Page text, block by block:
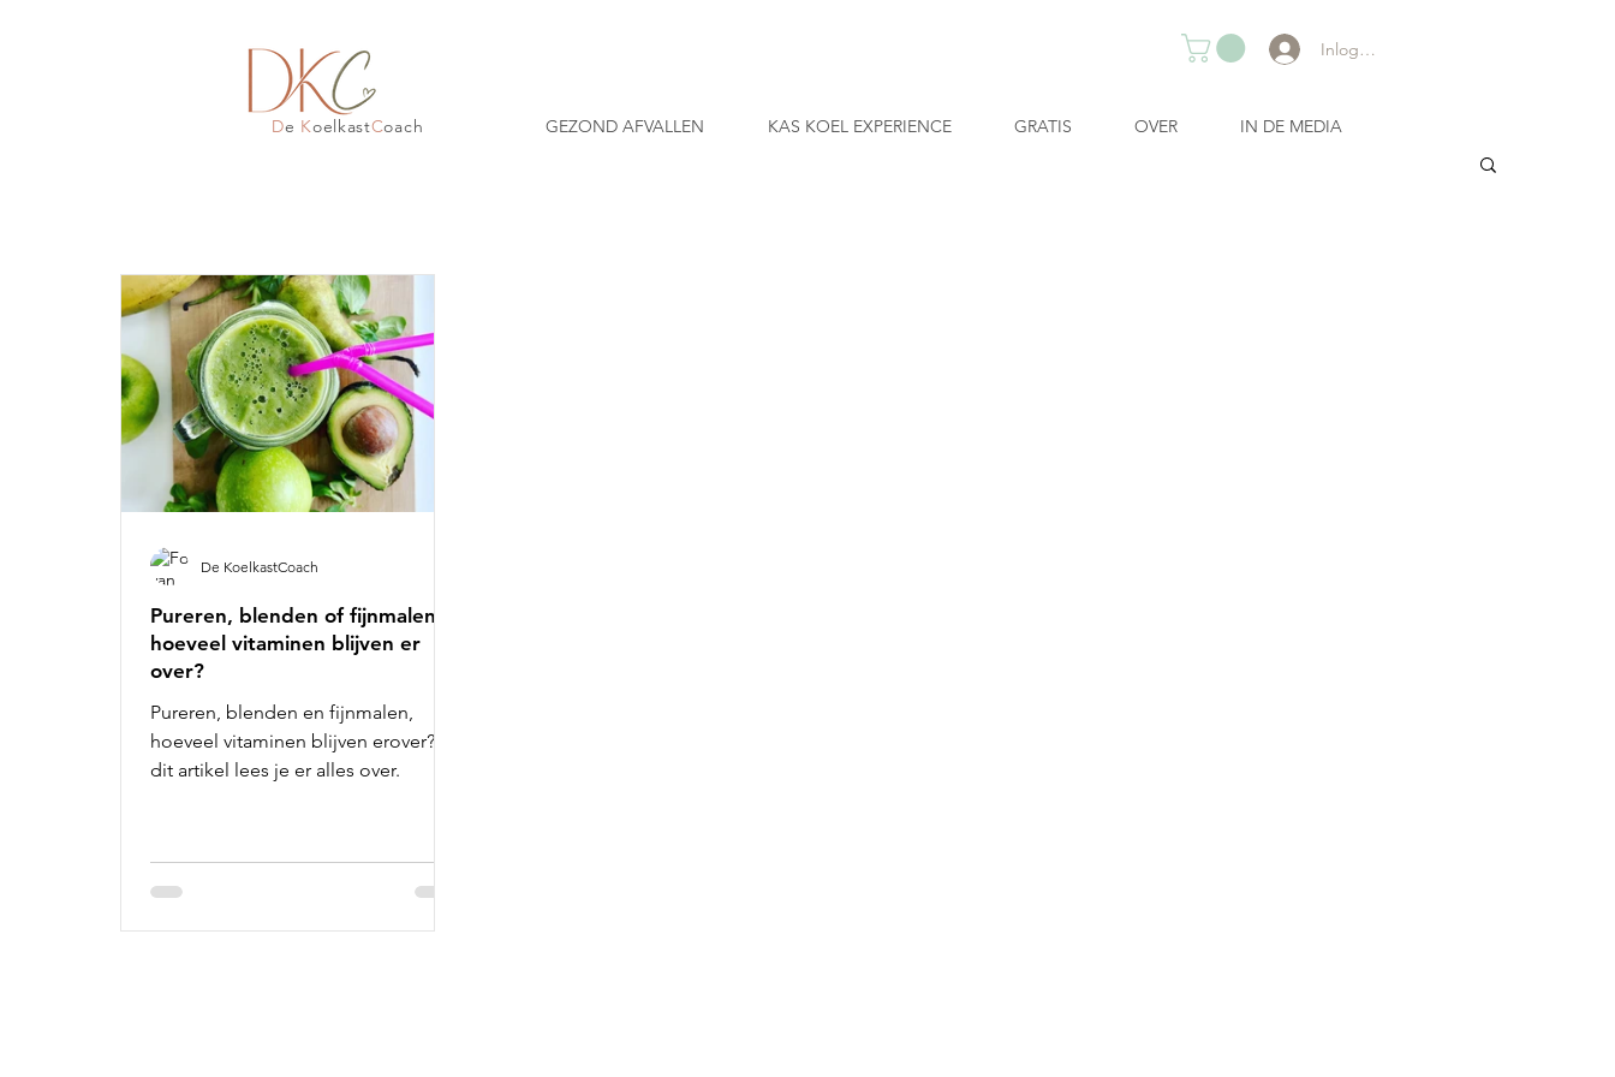
Inloggen
GEZOND AFVALLEN KAS KOEL EXPERIENCE GRATIS OVER IN DE MEDIA
De KoelkastCoach
Pureren, blenden of fijnmalen;
hoeveel vitaminen blijven er
over?
Pureren, blenden en fijnmalen,
hoeveel vitaminen blijven erover? In
dit artikel lees je er alles over.
De KoelkastCoach